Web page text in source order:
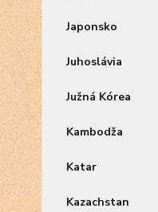
Japonsko
Juhoslávia
Južná Kórea
Kambodža
Katar
Kazachstan